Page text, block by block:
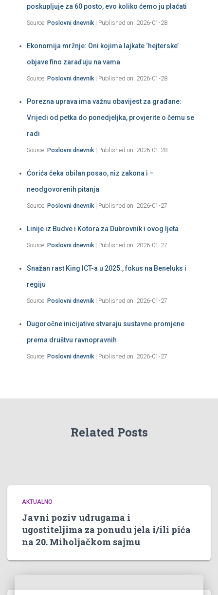
poskupljuje za 60 posto, evo koliko ćemo ju plaćati
Source: Poslovni dnevnik Published on: 2026-01-28
Ekonomija mržnje: Oni kojima lajkate ‘hejterske’
objave fino zarađuju na vama
Source: Poslovni dnevnik Published on: 2026-01-28
Porezna uprava ima važnu obavijest za građane:
Vrijedi od petka do ponedjeljka, provjerite o čemu se
radi
Source: Poslovni dnevnik Published on: 2026-01-28
Ćorića čeka obilan posao, niz zakona i –
neodgovorenih pitanja
Source: Poslovni dnevnik Published on: 2026-01-27
Linije iz Budve i Kotora za Dubrovnik i ovog ljeta
Source: Poslovni dnevnik Published on: 2026-01-27
Snažan rast King ICT-a u 2025., fokus na Beneluks i
regiju
Source: Poslovni dnevnik Published on: 2026-01-27
Dugoročne inicijative stvaraju sustavne promjene
prema društvu ravnopravnih
Source: Poslovni dnevnik Published on: 2026-01-27
Related Posts
AKTUALNO
Javni poziv udrugama i
ugostiteljima za ponudu jela i/ili pića
na 20. Miholjačkom sajmu